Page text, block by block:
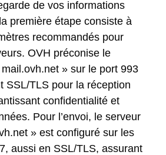
de vos informations
première étape consiste à
recommandés pour
OVH préconise le
» sur le port 993
SSL/TLS pour la réception
confidentialité et
Pour l’envoi, le serveur
» est configuré sur les
aussi en SSL/TLS, assurant